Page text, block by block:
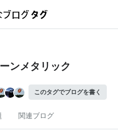
ンメタリック
このタグでブログを書く
関連ブログ